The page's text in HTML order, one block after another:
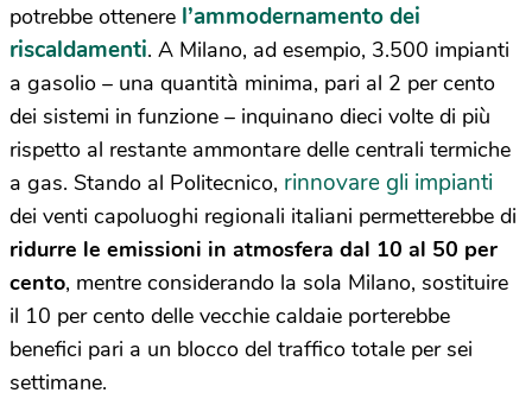
potrebbe ottenere l’ammodernamento dei
riscaldamenti. A Milano, ad esempio, 3.500 impianti
a gasolio – una quantità minima, pari al 2 per cento
dei sistemi in funzione – inquinano dieci volte di più
rispetto al restante ammontare delle centrali termiche
a gas. Stando al Politecnico, rinnovare gli impianti
dei venti capoluoghi regionali italiani permetterebbe di
ridurre le emissioni in atmosfera dal 10 al 50 per
cento, mentre considerando la sola Milano, sostituire
il 10 per cento delle vecchie caldaie porterebbe
benefici pari a un blocco del traffico totale per sei
settimane.